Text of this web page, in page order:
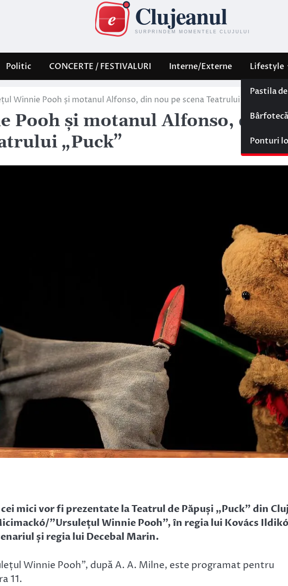
Politic CONCERTE / FESTIVALURI Interne/Externe Lifestyle
Pastila
Bârfotecă
Ponturi
Winnie Pooh și motanul Alfonso, din nou pe scena Teatrului „Puck”
Pooh și motanul Alfonso, din
„Puck”
mici vor fi prezentate la Teatrul de Păpuși „Puck” din
”Ursulețul Winnie Pooh”, în regia lui Kovács
și regia lui Decebal Marin.
Winnie Pooh”, după A. A. Milne, este programat pentru
11.